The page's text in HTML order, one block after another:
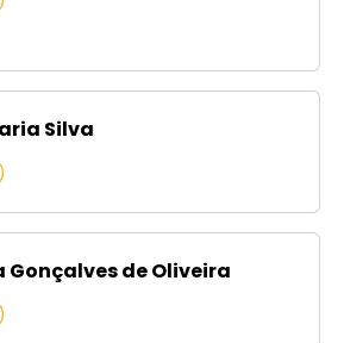
Silva
Gonçalves de Oliveira